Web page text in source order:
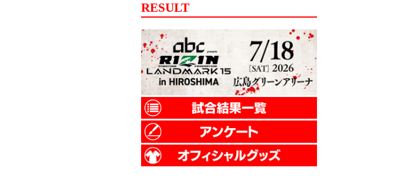
RESULT